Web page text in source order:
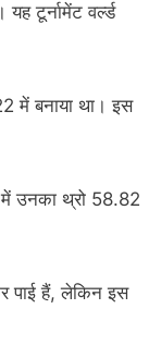
टूर्नामेंट वर्ल्ड
में बनाया था। इस
में उनका थ्रो 58.82
पाई हैं, लेकिन इस